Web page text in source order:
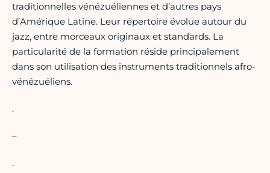
traditionnelles vénézuéliennes et d’autres pays
d’Amérique Latine. Leur répertoire évolue autour du
jazz, entre morceaux originaux et standards. La
particularité de la formation réside principalement
dans son utilisation des instruments traditionnels afro-
vénézuéliens.
.
–
.